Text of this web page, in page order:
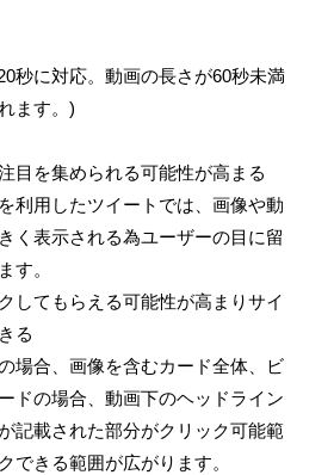
秒に対応。動画の長さが60秒未満
ます。)
目を集められる可能性が高まる
利用したツイートでは、画像や動
く表示される為ユーザーの目に留
す。
してもらえる可能性が高まりサイ
る
場合、画像を含むカード全体、ビ
ドの場合、動画下のヘッドライン
記載された部分がクリック可能範
できる範囲が広がります。